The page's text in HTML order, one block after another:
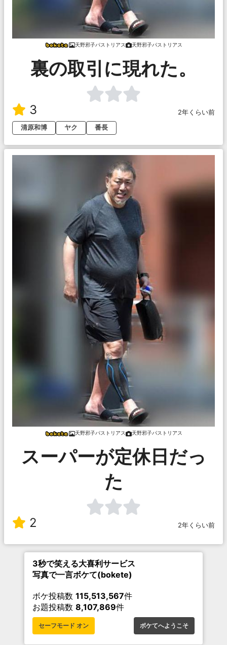
天野邪子パストリアス 天野邪子パストリアス
裏の取引に現れた。
3
2年くらい前
清原和博
ヤク 番長
天野邪子パストリアス 天野邪子パストリアス
スーパーが定休日だっ
た
2 2年くらい前
3秒で笑える大喜利サービス
写真で一言ボケて(bokete)
ボケ投稿数 115,513,567件
お題投稿数 8,107,869件
セーフモード オン ボケてへようこそ